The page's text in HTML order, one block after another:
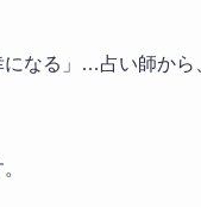
なる」…占い師か